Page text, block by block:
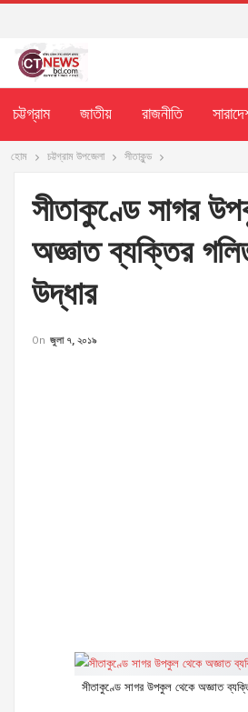
চট্টগ্রাম জাতীয় রাজনীতি
হোম চট্টগ্রাম উপজেলা সীতাকুন্ড
সীতাকুণ্ডে সাগর
অজ্ঞাত ব্যক্তির
উদ্ধার
On জুলা ৭, ২০১৯
সীতাকুণ্ডে সাগর উপকুল থেকে অজ্ঞাত